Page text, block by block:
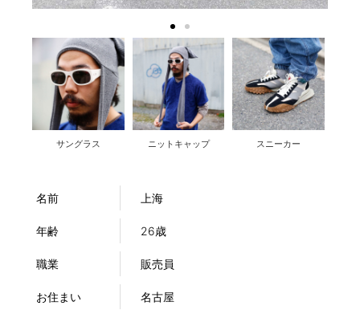
サングラス ニットキャップ スニーカー
名前 上海
年齢 26歳
職業 販売員
お住まい 名古屋